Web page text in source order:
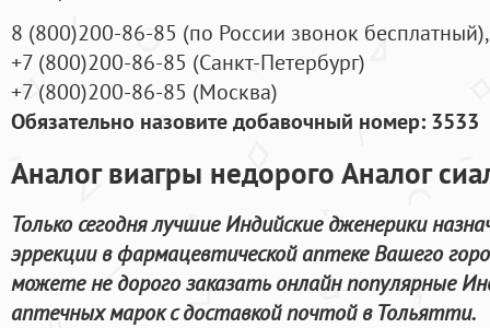
8 (800)200-86-85 (по России звонок бесплатный),
+7 (800)200-86-85 (Санкт-Петербург)
+7 (800)200-86-85 (Москва)
Обязательно назовите добавочный номер: 3533
Аналог виагры недорого Аналог
Только сегодня лучшие Индийские дженерики
эррекции в фармацевтической аптеке Вашего
можете не дорого заказать онлайн популярные
аптечных марок с доставкой почтой в Тольятти.